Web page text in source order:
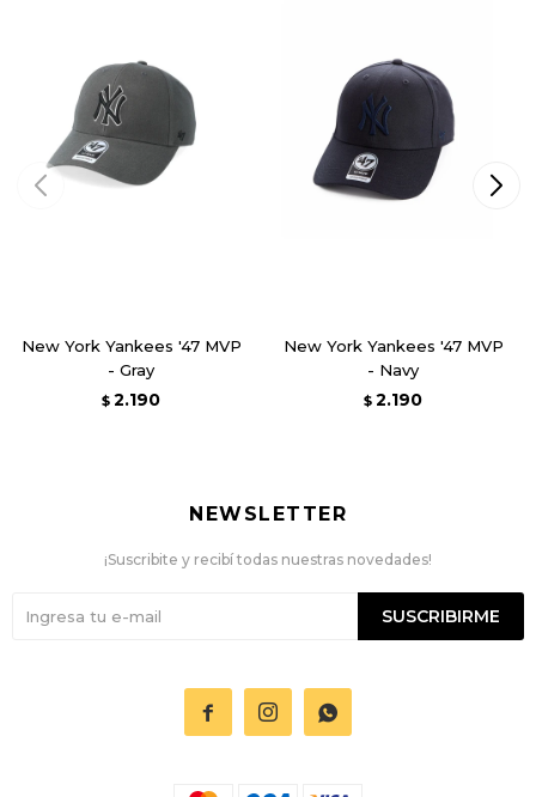
New York Yankees '47 MVP
- Gray
$ 2.190
New York Yankees '47 MVP
- Navy
$ 2.190
  
NEWSLETTER
¡Suscribite y recibí todas nuestras novedades!
SUSCRIBIRME